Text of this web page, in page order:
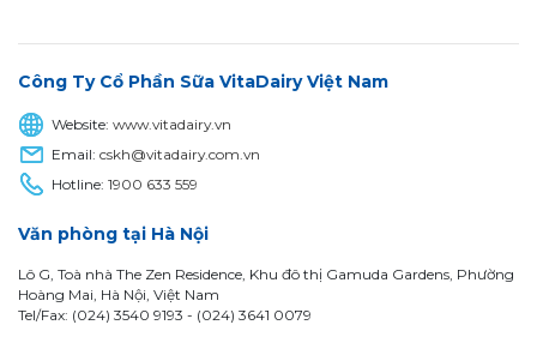
Công Ty Cổ Phần Sữa VitaDairy Việt Nam
Website:www.vitadairy.vn
Email:cskh@vitadairy.com.vn
Hotline:1900 633 559
Văn phòng tại Hà Nội
Lô G, Toà nhà The Zen Residence, Khu đô thị Gamuda Gardens, Phường
Hoàng Mai, Hà Nội, Việt Nam
Tel/Fax: (024) 3540 9193 - (024) 3641 0079